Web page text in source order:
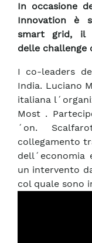
In occasione
Innovation è
smart grid, il
delle challenge
I co-leaders
India. Luciano
italiana
Most .
´on.
collegamento
dell´economia
un intervento
col quale sono